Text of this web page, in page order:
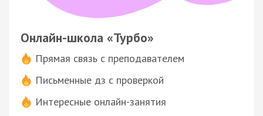
Онлайн-школа «Турбо»
Прямая связь с преподавателем
Письменные дз с проверкой
Интересные онлайн-занятия